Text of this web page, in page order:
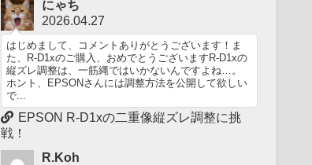
にゃち
2026.04.27
はじめまして、コメントありがとうございます！ま
た、R-D1xのご購入、おめでとうございますR-D1xの
縦ズレ調整は、一筋縄ではいかないんですよね…。
ホント、EPSONさんには調整方法を公開して欲しい
で...
EPSON R-D1xの二重像縦ズレ調整に挑
戦！
R.Koh